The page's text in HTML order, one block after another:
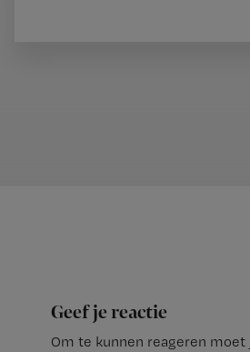
Geef je reactie
Om te kunnen reageren moet